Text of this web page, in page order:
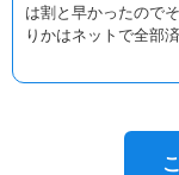
は割と早かったので
りかはネットで全部